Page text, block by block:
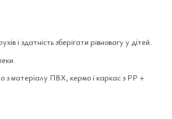
і здатність зберігати рівновагу у дітей.
з матеріалу ПВХ, кермо і каркас з PP +